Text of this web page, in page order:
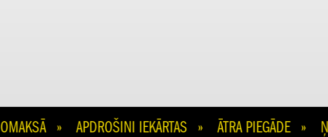
» APDROŠINI IEKĀRTAS » ĀTRA PIEGĀDE »